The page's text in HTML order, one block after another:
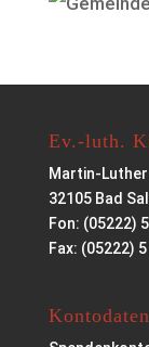
Ev.-luth.
Martin-
32105 Bad
Fon: (05222)
Fax: (05222)
Kontodaten